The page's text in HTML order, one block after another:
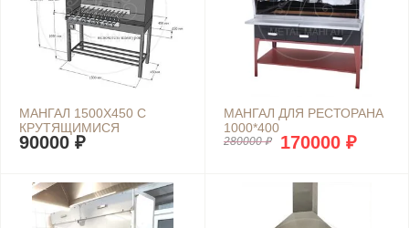
МАНГАЛ 1500Х450 С
КРУТЯЩИМИСЯ
ШАМПУРАМИ
90000 ₽
МАНГАЛ ДЛЯ РЕСТОРАНА
1000*400
280000 ₽ 170000 ₽